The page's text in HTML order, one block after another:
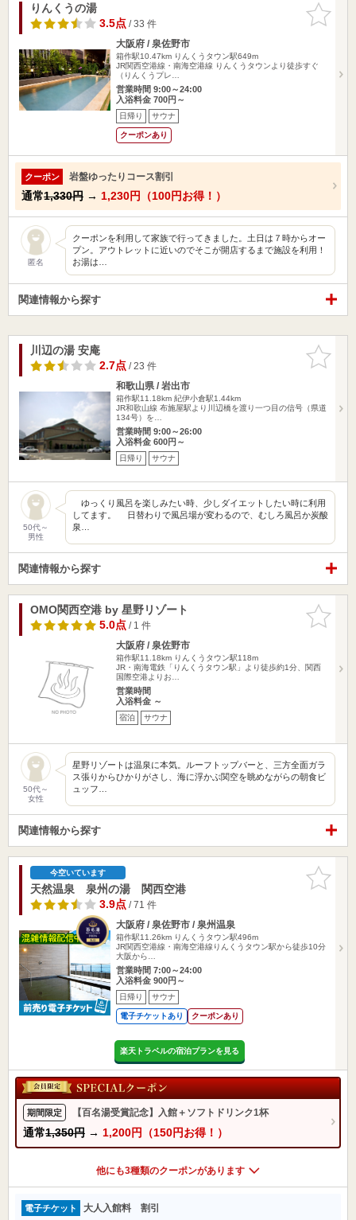
お気に入
りに追加
りんくうの湯
3.5点/ 33 件
大阪府 / 泉佐野市
箱作駅10.47km りんくうタウン駅649m
JR関西空港線・南海空港線 りんくうタウンより徒歩すぐ
（りんくうプレ…
営業時間 9:00～24:00
入浴料金 700円～
日帰り サウナ
クーポンあり
クーポン 岩盤ゆったりコース割引
通常1,330円 → 1,230円（100円お得！）
匿名
クーポンを利用して家族で行ってきました。土日は７時からオー
プン。アウトレットに近いのでそこが開店するまで施設を利用！
お湯は…
関連情報から探す
お気に入
りに追加
川辺の湯 安庵
2.7点/ 23 件
和歌山県 / 岩出市
箱作駅11.18km 紀伊小倉駅1.44km
JR和歌山線 布施屋駅より川辺橋を渡り一つ目の信号（県道
134号）を…
営業時間 9:00～26:00
入浴料金 600円～
日帰り サウナ
50代～
男性
ゆっくり風呂を楽しみたい時、少しダイエットしたい時に利用
してます。 日替わりで風呂場が変わるので、むしろ風呂か炭酸
泉…
関連情報から探す
お気に入
りに追加
OMO関西空港 by 星野リゾート
5.0点/ 1 件
大阪府 / 泉佐野市
箱作駅11.18km りんくうタウン駅118m
JR・南海電鉄「りんくうタウン駅」より徒歩約1分、関西
国際空港よりお…
営業時間
入浴料金 ～
宿泊 サウナ
50代～
女性
星野リゾートは温泉に本気。ルーフトップバーと、三方全面ガラ
ス張りからひかりがさし、海に浮かぶ関空を眺めながらの朝食ビ
ュッフ…
関連情報から探す
お気に入
りに追加
今空いています
天然温泉 泉州の湯 関西空港
3.9点/ 71 件
大阪府 / 泉佐野市 / 泉州温泉
箱作駅11.26km りんくうタウン駅496m
JR関西空港線・南海空港線りんくうタウン駅から徒歩10分
大阪から…
営業時間 7:00～24:00
入浴料金 900円～
日帰り サウナ
電子チケットあり クーポンあり
楽天トラベルの宿泊プランを見る
期間限定 【百名湯受賞記念】入館＋ソフトドリンク1杯
通常1,350円 → 1,200円（150円お得！）
他にも3種類のクーポンがあります
電子チケット 大人入館料 割引